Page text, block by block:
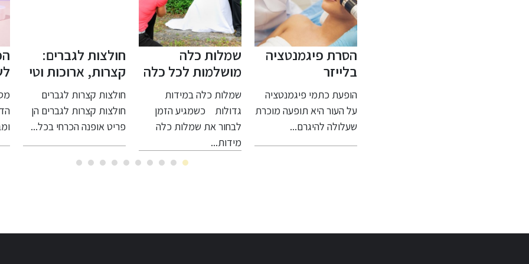
שמלות כלה
מושלמות לכל כלה
שמלות כלה במידות
גדולות כשמגיע הזמן
לבחור את שמלות כלה
מידות...
חולצות לגברים:
קצרות, ארוכות וטי
שירט שרוול ארוך
חולצות קצרות לגברים
חולצות קצרות לגברים הן
פריט אופנה הכרחי בכל...
הפתרון המושלם
לשיער המושלם
שלך
מסכה להחלקת שיער -
הדרך שלך לשיער חלק
ומבריק אם את...